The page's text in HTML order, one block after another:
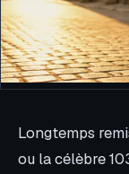
Longtemps
ou la célèbre